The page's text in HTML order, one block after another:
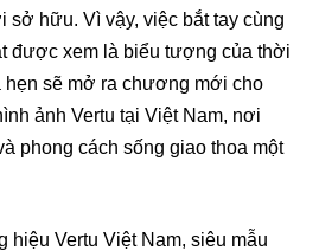
sở hữu. Vì vậy, việc bắt tay cùng
được xem là biểu tượng của thời
hẹn sẽ mở ra chương mới cho
ảnh Vertu tại Việt Nam, nơi
phong cách sống giao thoa một
hiệu Vertu Việt Nam, siêu mẫu